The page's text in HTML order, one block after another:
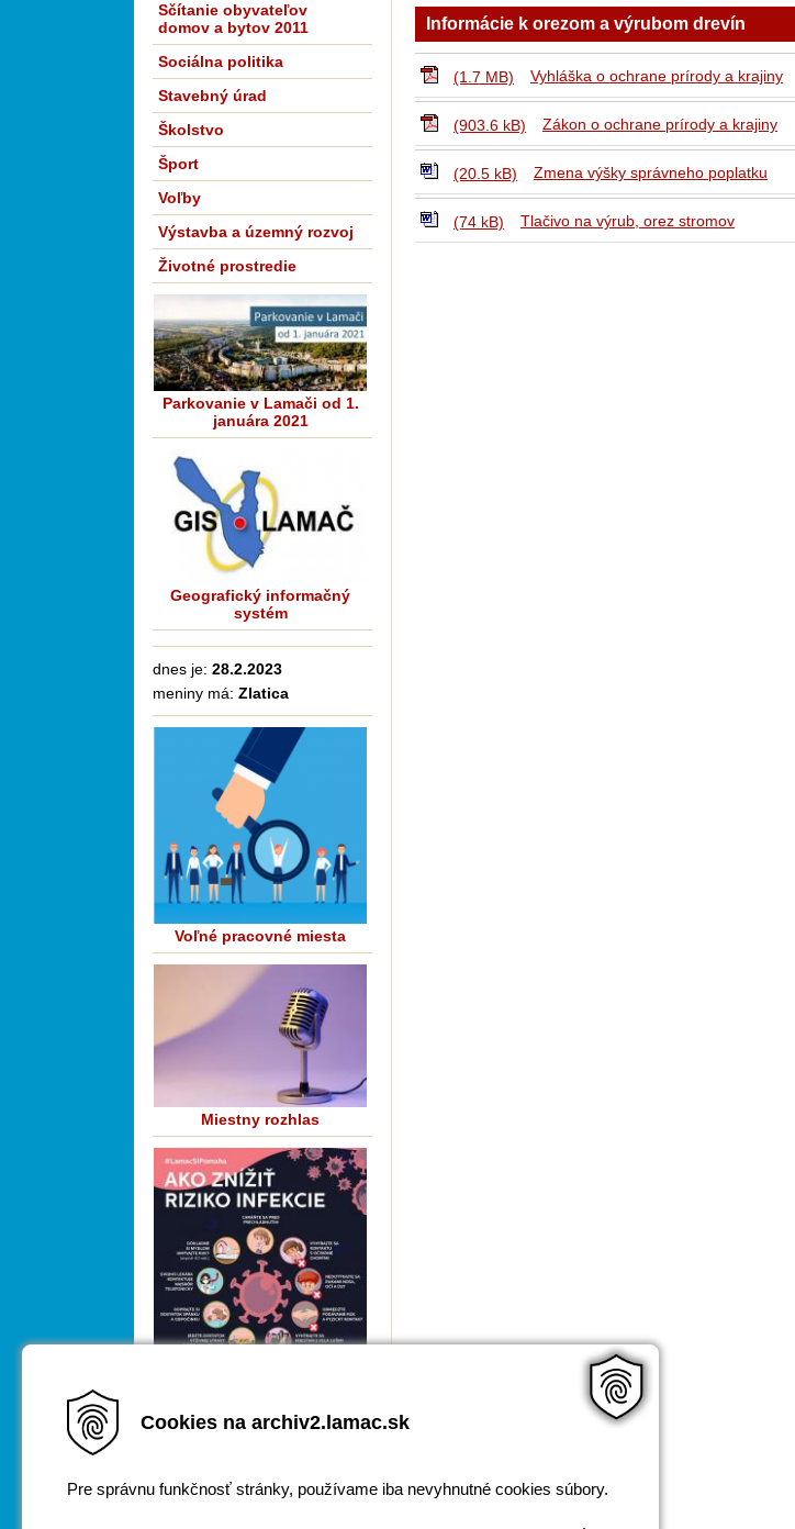
Cookies na archiv2.lamac.sk
Pre správnu funkčnosť stránky, používame iba nevyhnutné cookies súbory.
Informácie k orezom a výrubom drevín
(1.7 MB) Vyhláška o ochrane prírody a krajiny
(903.6 kB) Zákon o ochrane prírody a krajiny
(20.5 kB) Zmena výšky správneho poplatku
(74 kB) Tlačivo na výrub, orez stromov
Sčítanie obyvateľov
domov a bytov 2011
Sociálna politika
Stavebný úrad
Školstvo
Šport
Voľby
Výstavba a územný rozvoj
Životné prostredie
Parkovanie v Lamači od 1.
januára 2021
Geografický informačný
systém
dnes je: 28.2.2023
meniny má: Zlatica
Voľné pracovné miesta
Miestny rozhlas
Za obsah zodpovedá